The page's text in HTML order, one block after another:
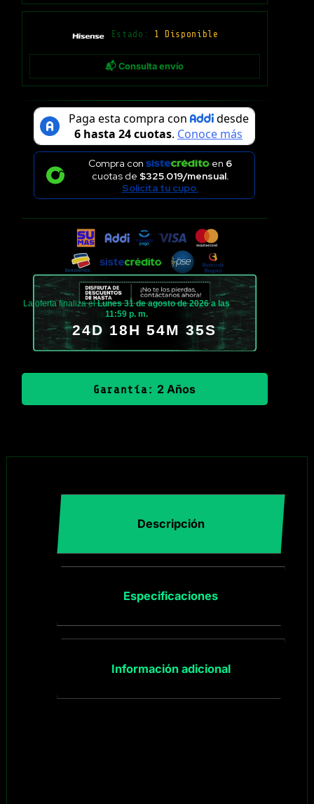
Estado: 1 Disponible
📬 Consulta envío
Compra con en 6
cuotas de $325.019/mensual.
Solicita tu cupo.
La oferta finaliza elLunes 31 de agosto de 2026 a las
11:59 p. m.
24D 18H 54M 34S
Garantía: 2 Años
Descripción
Especificaciones
Información adicional